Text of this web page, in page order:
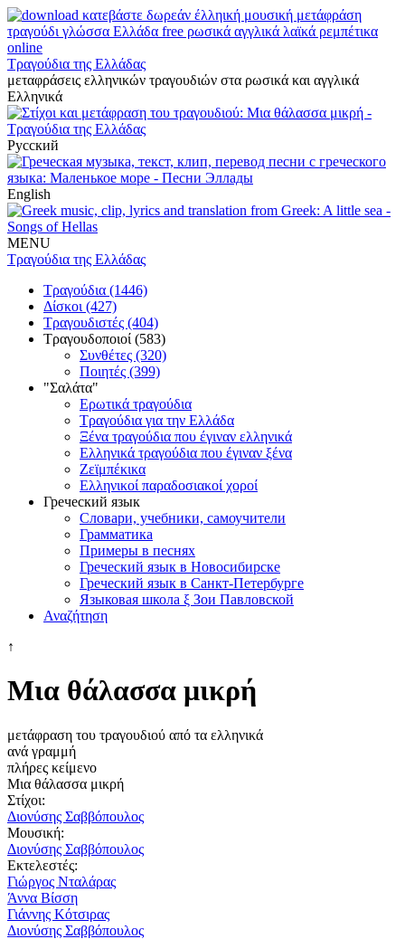
Τραγούδια της Ελλάδας
μεταφράσεις ελληνικών τραγουδιών στα ρωσικά και αγγλικά
Ελληνικά
Русский
English
MENU
Τραγούδια της Ελλάδας
Τραγούδια (1446)
Δίσκοι (427)
Τραγουδιστές (404)
Τραγουδοποιοί (583)
Συνθέτες (320)
Ποιητές (399)
"Σαλάτα"
Ερωτικά τραγούδια
Τραγούδια για την Ελλάδα
Ξένα τραγούδια που έγιναν ελληνικά
Ελληνικά τραγούδια που έγιναν ξένα
Ζεϊμπέκικα
Ελληνικοί παραδοσιακοί χοροί
Греческий язык
Словари, учебники, самоучители
Грамматика
Примеры в песнях
Греческий язык в Новосибирске
Греческий язык в Санкт-Петербурге
Языковая школа ξ Зои Павловской
Αναζήτηση
↑
Μια θάλασσα μικρή
μετάφραση του τραγουδιού από τα ελληνικά
ανά γραμμή
πλήρες κείμενο
Μια θάλασσα μικρή
Στίχοι:
Διονύσης Σαββόπουλος
Μουσική:
Διονύσης Σαββόπουλος
Εκτελεστές:
Γιώργος Νταλάρας
Άννα Βίσση
Γιάννης Κότσιρας
Διονύσης Σαββόπουλος